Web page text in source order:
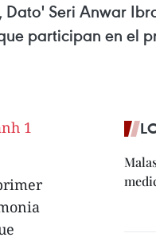
Seri Anwar
participan en el